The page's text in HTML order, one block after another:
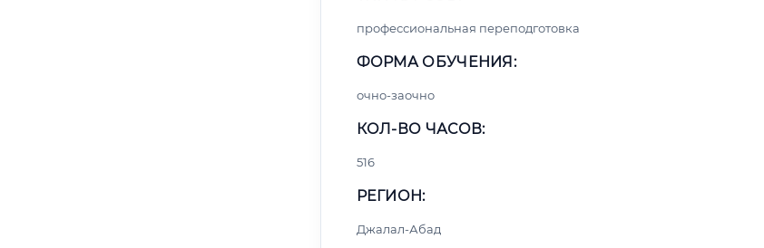
профессиональная переподготовка
ФОРМА ОБУЧЕНИЯ:
очно-заочно
КОЛ-ВО ЧАСОВ:
516
РЕГИОН:
Джалал-Абад